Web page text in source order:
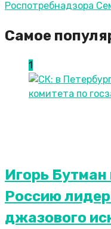
Роспотребнадзора
Самое
1
Игорь
Россию
джазового